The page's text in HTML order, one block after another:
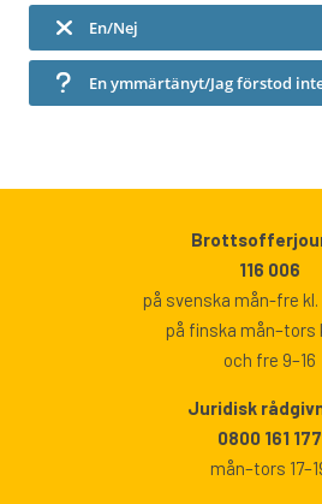
En/Nej
En ymmärtänyt/Jag förstod
116 006
på svenska mån-fre kl.
på finska mån–tors
och fre 9–16
Juridisk
0800 161 177
mån–tors